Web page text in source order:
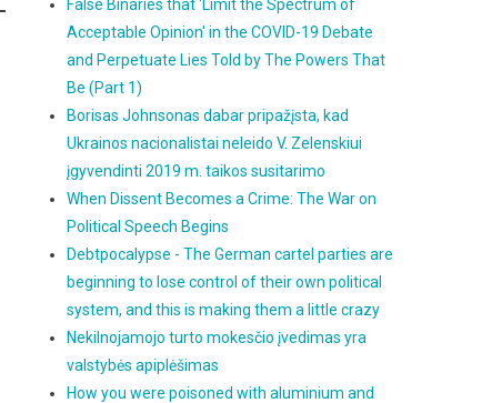
False Binaries that 'Limit the Spectrum of
Acceptable Opinion' in the COVID-19 Debate
and Perpetuate Lies Told by The Powers That
Be (Part 1)
Borisas Johnsonas dabar pripažįsta, kad
Ukrainos nacionalistai neleido V. Zelenskiui
įgyvendinti 2019 m. taikos susitarimo
When Dissent Becomes a Crime: The War on
Political Speech Begins
Debtpocalypse - The German cartel parties are
beginning to lose control of their own political
system, and this is making them a little crazy
Nekilnojamojo turto mokesčio įvedimas yra
valstybės apiplėšimas
How you were poisoned with aluminium and